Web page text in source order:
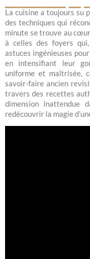
La cuisine a toujours su
des techniques qui
minute se trouve au
à celles des foyers
astuces ingénieuses
en intensifiant leur
uniforme et maîtrisée,
savoir-faire ancien
travers des recettes
dimension inattendue
redécouvrir la magie